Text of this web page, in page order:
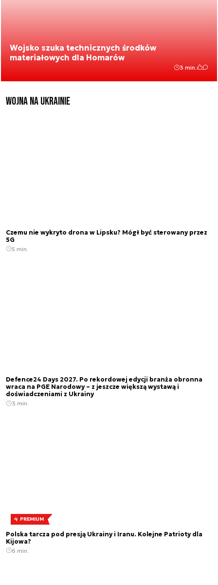
Wojsko szuka technicznych środków
materiałowych dla Homarów
3 min.
Wojna na Ukrainie
Czemu nie wykryto drona w Lipsku? Mógł być sterowany przez
5G
5 min.
Defence24 Days 2027. Po rekordowej edycji branża obronna
wraca na PGE Narodowy – z jeszcze większą wystawą i
doświadczeniami z Ukrainy
3 min.
PREMIUM
Polska tarcza pod presją Ukrainy i Iranu. Kolejne Patrioty dla
Kijowa?
6 min.